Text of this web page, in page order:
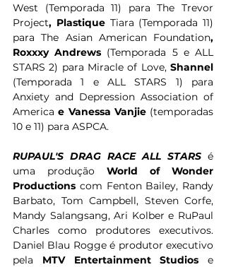
West (Temporada 11) para The Trevor
Project, Plastique Tiara (Temporada 11)
para The Asian American Foundation,
Roxxxy Andrews (Temporada 5 e ALL
STARS 2) para Miracle of Love,
(Temporada 1 e ALL STARS 1) para
Anxiety and Depression Association of
America e Vanessa Vanjie (temporadas
10 e 11) para ASPCA.
RUPAUL'S DRAG RACE ALL STARS é
uma produção World of Wonder
Productions com Fenton Bailey, Randy
Barbato, Tom Campbell, Steven Corfe,
Mandy Salangsang, Ari Kolber e RuPaul
Charles como produtores executivos.
Daniel Blau Rogge é produtor executivo
pela MTV Entertainment Studios e